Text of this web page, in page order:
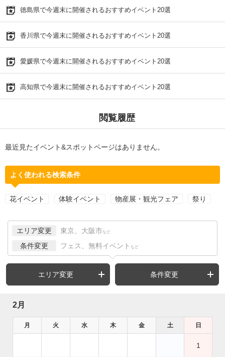
徳島県で今週末に開催されるおすすめイベント20選
香川県で今週末に開催されるおすすめイベント20選
愛媛県で今週末に開催されるおすすめイベント20選
高知県で今週末に開催されるおすすめイベント20選
閲覧履歴
最近見たイベント&スポットページはありません。
よく使われる検索条件
花イベント 体験イベント 物産展・観光フェア 祭り
エリア変更 東京、大阪市 など
条件変更 フェス、無料イベント など
エリア変更 条件変更
2月
月 火 水 木 金 土 日
1